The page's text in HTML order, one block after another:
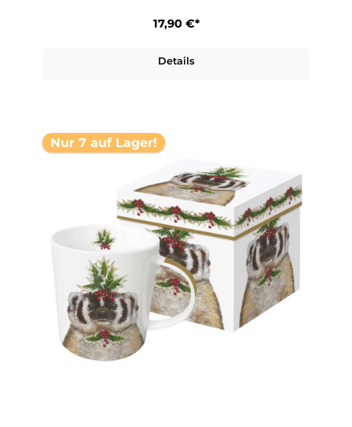
17,90 €*
Details
Nur 7 auf Lager!